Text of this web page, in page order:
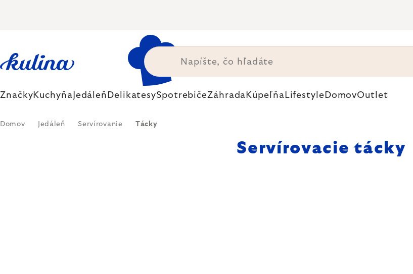
ZnačkyKuchyňa Jedáleň DelikatesySpotrebičeZáhrada Kúpeľňa Lifestyle DomovOutlet
Domov Jedáleň Servírovanie Tácky
Servírovacie tácky